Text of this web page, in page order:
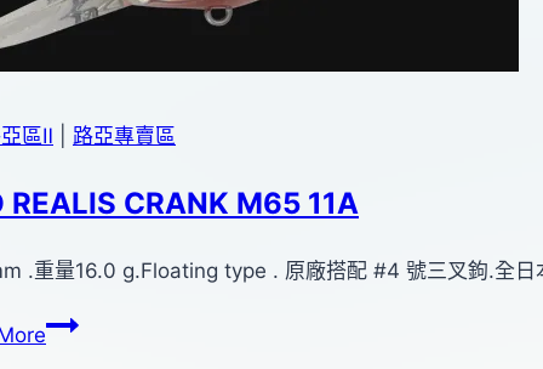
區Ⅱ 路亞專賣區
REALIS CRANK M65 11A
.重量16.0 g.Floating type . 原廠搭配 #4 號三叉鉤.全
DUO